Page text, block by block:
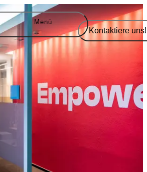
Kontaktiere uns!
Menü